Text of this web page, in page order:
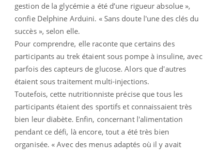
gestion de la glycémie a été d’une rigueur absolue »,
confie Delphine Arduini. « Sans doute l'une des clés du
succès », selon elle.
Pour comprendre, elle raconte que certains des
participants au trek étaient sous pompe à insuline, avec
parfois des capteurs de glucose. Alors que d'autres
étaient sous traitement multi-injections.
Toutefois, cette nutritionniste précise que tous les
participants étaient des sportifs et connaissaient très
bien leur diabète. Enfin, concernant l'alimentation
pendant ce défi, là encore, tout a été très bien
organisée. « Avec des menus adaptés où il y avait